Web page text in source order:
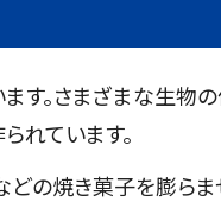
す。さまざまな生
れています。
どの焼き菓子を膨ら